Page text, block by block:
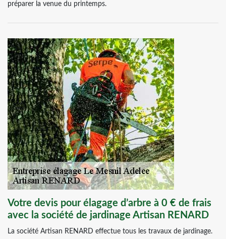
préparer la venue du printemps.
Votre devis pour élagage d’arbre à 0 € de frais
avec la société de jardinage Artisan RENARD
La société Artisan RENARD effectue tous les travaux de jardinage.